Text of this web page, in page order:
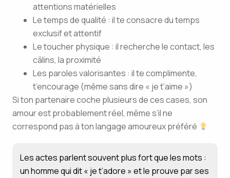
attentions matérielles
Le temps de qualité : il te consacre du temps
exclusif et attentif
Le toucher physique : il recherche le contact, les
câlins, la proximité
Les paroles valorisantes : il te complimente,
t’encourage (même sans dire « je t’aime »)
Si ton partenaire coche plusieurs de ces cases, son
amour est probablement réel, même s’il ne
correspond pas à ton langage amoureux préféré
Les actes parlent souvent plus fort que les mots :
un homme qui dit « je t’adore » et le prouve par ses